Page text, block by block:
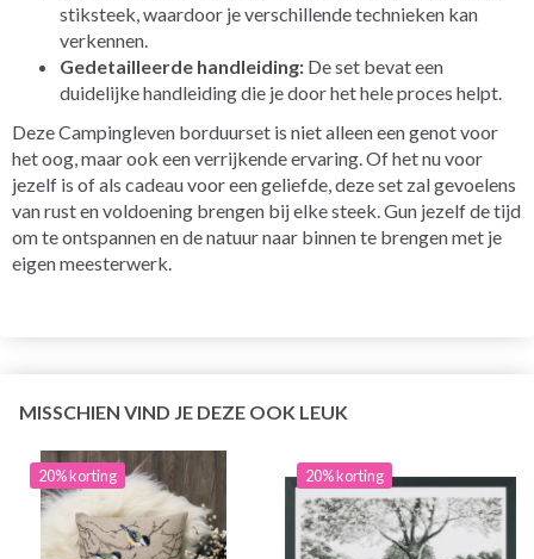
stiksteek, waardoor je verschillende technieken kan
verkennen.
Gedetailleerde handleiding: De set bevat een
duidelijke handleiding die je door het hele proces helpt.
Deze Campingleven borduurset is niet alleen een genot voor
het oog, maar ook een verrijkende ervaring. Of het nu voor
jezelf is of als cadeau voor een geliefde, deze set zal gevoelens
van rust en voldoening brengen bij elke steek. Gun jezelf de tijd
om te ontspannen en de natuur naar binnen te brengen met je
eigen meesterwerk.
MISSCHIEN VIND JE DEZE OOK LEUK
20% korting 20% korting